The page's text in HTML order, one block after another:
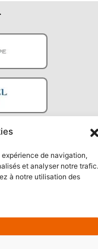
de navigation,
et analyser notre trafic.
à notre utilisation des